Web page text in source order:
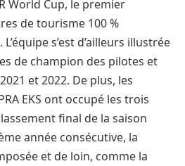
World Cup, le premier
de tourisme 100 %
s’est d’ailleurs illustrée
de champion des pilotes et
et 2022. De plus, les
EKS ont occupé les trois
final de la saison
année consécutive, la
et de loin, comme la